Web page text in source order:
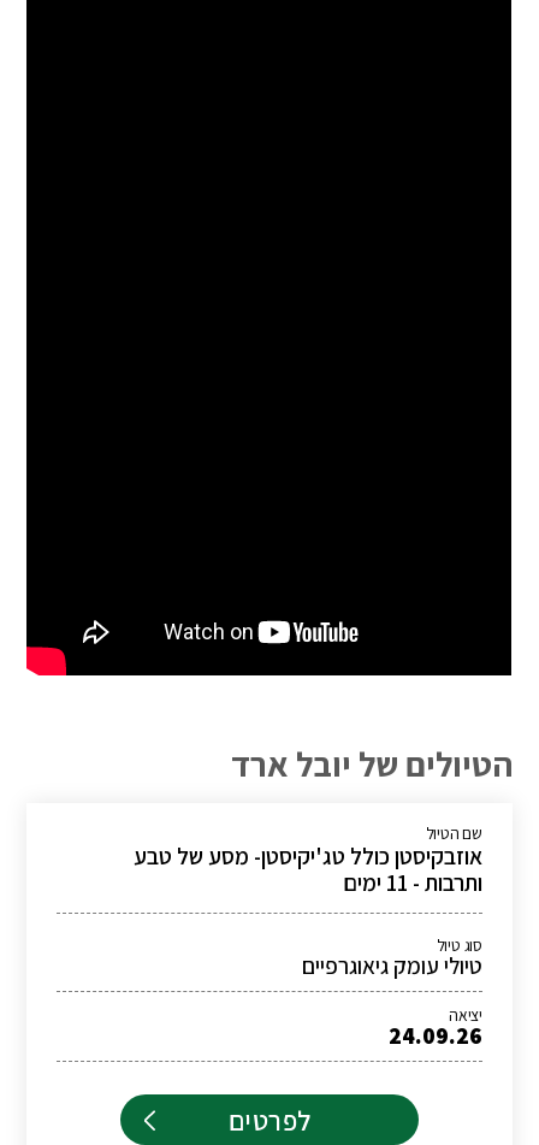
הטיולים של יובל ארד
שם הטיול
אוזבקיסטן כולל טג'יקיסטן- מסע של טבע
ותרבות - 11 ימים
סוג טיול
טיולי עומק גיאוגרפיים
יציאה
24.09.26
לפרטים